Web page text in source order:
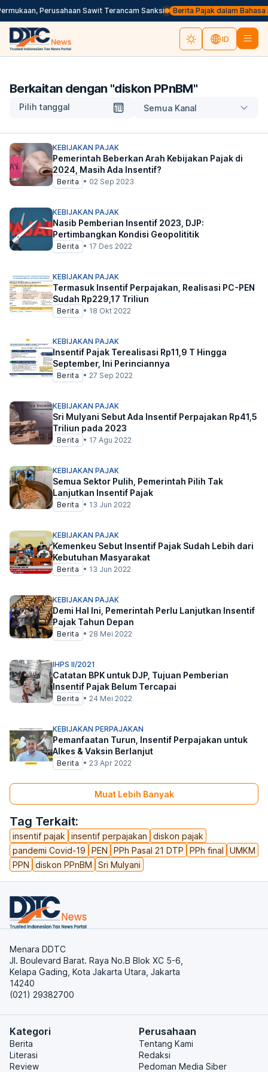
Perusahaan Sawit Terancam Sanksi Berita Pajak dalam Bahasa
ID
Berkaitan dengan "diskon PPnBM"
Pilih tanggal Semua Kanal
Tag Terkait:
insentif pajak insentif perpajakan
diskon pajak
pandemi Covid-19
PEN PPh Pasal 21 DTP PPh final
UMKM
PPN
diskon PPnBM Sri Mulyani
KEBIJAKAN PAJAK
Pemerintah Beberkan Arah Kebijakan Pajak di
2024, Masih Ada Insentif?
Berita • 02 Sep 2023
KEBIJAKAN PAJAK
Nasib Pemberian Insentif 2023, DJP:
Pertimbangkan Kondisi Geopolititik
Berita • 17 Des 2022
KEBIJAKAN PAJAK
Termasuk Insentif Perpajakan, Realisasi PC-PEN
Sudah Rp229,17 Triliun
Berita • 18 Okt 2022
KEBIJAKAN PAJAK
Insentif Pajak Terealisasi Rp11,9 T Hingga
September, Ini Perinciannya
Berita • 27 Sep 2022
KEBIJAKAN PAJAK
Sri Mulyani Sebut Ada Insentif Perpajakan Rp41,5
Triliun pada 2023
Berita • 17 Agu 2022
KEBIJAKAN PAJAK
Semua Sektor Pulih, Pemerintah Pilih Tak
Lanjutkan Insentif Pajak
Berita • 13 Jun 2022
KEBIJAKAN PAJAK
Kemenkeu Sebut Insentif Pajak Sudah Lebih dari
Kebutuhan Masyarakat
Berita • 13 Jun 2022
KEBIJAKAN PAJAK
Demi Hal Ini, Pemerintah Perlu Lanjutkan Insentif
Pajak Tahun Depan
Berita • 28 Mei 2022
IHPS II/2021
Catatan BPK untuk DJP, Tujuan Pemberian
Insentif Pajak Belum Tercapai
Berita • 24 Mei 2022
KEBIJAKAN PERPAJAKAN
Pemanfaatan Turun, Insentif Perpajakan untuk
Alkes & Vaksin Berlanjut
Berita • 23 Apr 2022
Muat Lebih Banyak
Menara DDTC
Jl. Boulevard Barat. Raya No.B Blok XC 5-6,
Kelapa Gading, Kota Jakarta Utara, Jakarta
14240
(021) 29382700
Kategori
Berita
Literasi
Review
Perusahaan
Tentang Kami
Redaksi
Pedoman Media Siber